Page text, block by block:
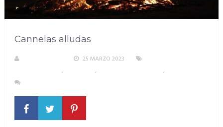
Cannelas alludas
25 MARZO 2023
, , ,